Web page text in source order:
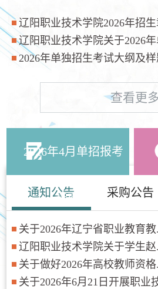
辽阳职业技术学院2026年招
辽阳职业技术学院关于2026
2026年单独招生考试大纲及样
查看更
2026年4月单招报考
指南
通知公告 采购公告
关于2026年辽宁省职业教育教
辽阳职业技术学院关于学生赵
关于做好2026年高校教师资格
关于2026年6月21日开展职业